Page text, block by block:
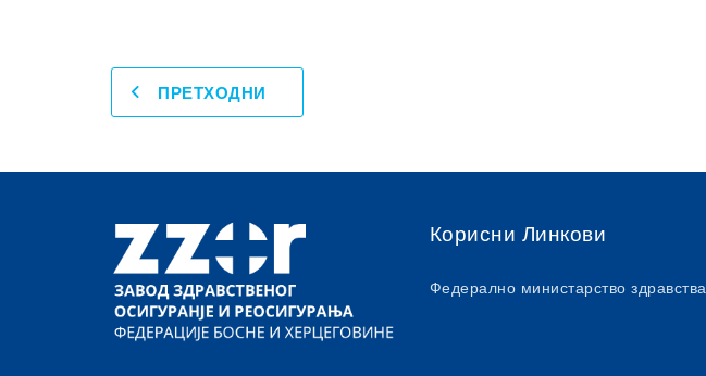
ПРЕТХОДНИ
Корисни Линкови
Федерално министарство здравства